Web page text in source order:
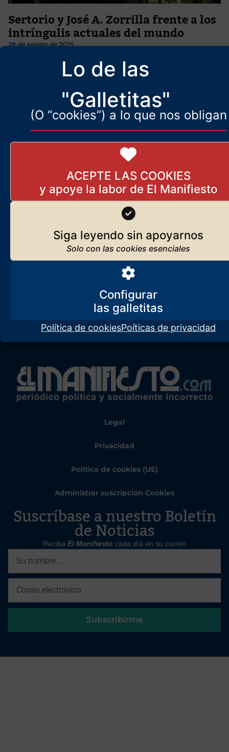
Lo de las
"Galletitas"
(O “cookies”) a lo que nos obligan
ACEPTE LAS COOKIES
Siga leyendo sin apoyarnos
Configurar
Política de cookiesPoíticas de privacidad
Sertorio y José A. Zorrilla frente a los
intríngulis actuales del mundo
29 de agosto de 2025
Los enredos e intríngulis del mundo, ambos analistas los abordan y
los aclaran…, pero un poco solamente; en toda la medida de lo
Legal
Privacidad
Política de cookies (UE)
Administrar suscripción Cookies
Suscríbase a nuestro Boletín
de Noticias
Reciba El Manifiesto cada día en su correo
Subscribirme